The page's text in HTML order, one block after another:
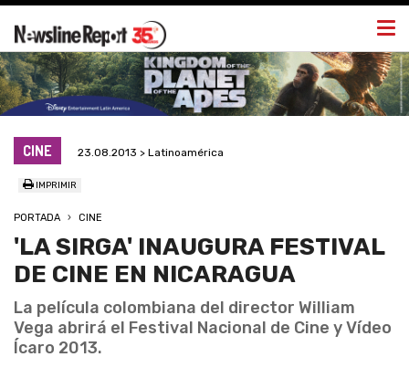
CINE 23.08.2013 > Latinoamérica
IMPRIMIR
PORTADA CINE
'LA SIRGA' INAUGURA FESTIVAL
DE CINE EN NICARAGUA
La película colombiana del director William
Vega abrirá el Festival Nacional de Cine y Vídeo
Ícaro 2013.